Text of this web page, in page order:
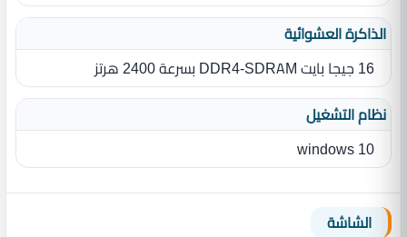
الذاكرة العشوائية
16 جيجا بايت DDR4-SDRAM بسرعة 2400 هرتز
نظام التشغيل
windows 10
الشاشة